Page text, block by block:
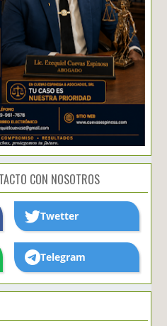
CON NOSOTROS
Twetter
Telegram